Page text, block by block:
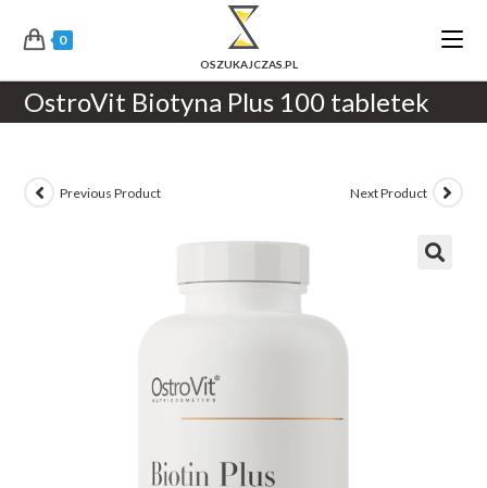
0
OstroVit Biotyna Plus 100 tabletek
Previous Product Next Product